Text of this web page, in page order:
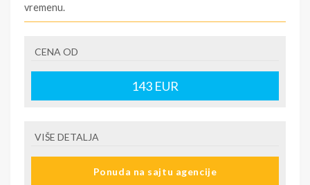
vremenu.
- rezervisane i potvrđene usluge u izabranoj smeštajnoj
jedinici prema opisu - korišćenje hotelskih sadržaja
prema opisu - uslugu rezervacije - organizaciju
putovanja.
krizu) na destinaciji, plaćaju se na recepciji
hotela/apartmana za hotele sa 1* i 2* i nekategorisane
CENA OD
143 EUR
VIŠE DETALJA
Ponuda na sajtu agencije